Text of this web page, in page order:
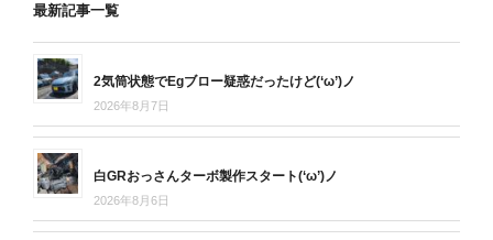
最新記事一覧
2気筒状態でEgブロー疑惑だったけど(‘ω’)ノ
2026年8月7日
白GRおっさんターボ製作スタート(‘ω’)ノ
2026年8月6日